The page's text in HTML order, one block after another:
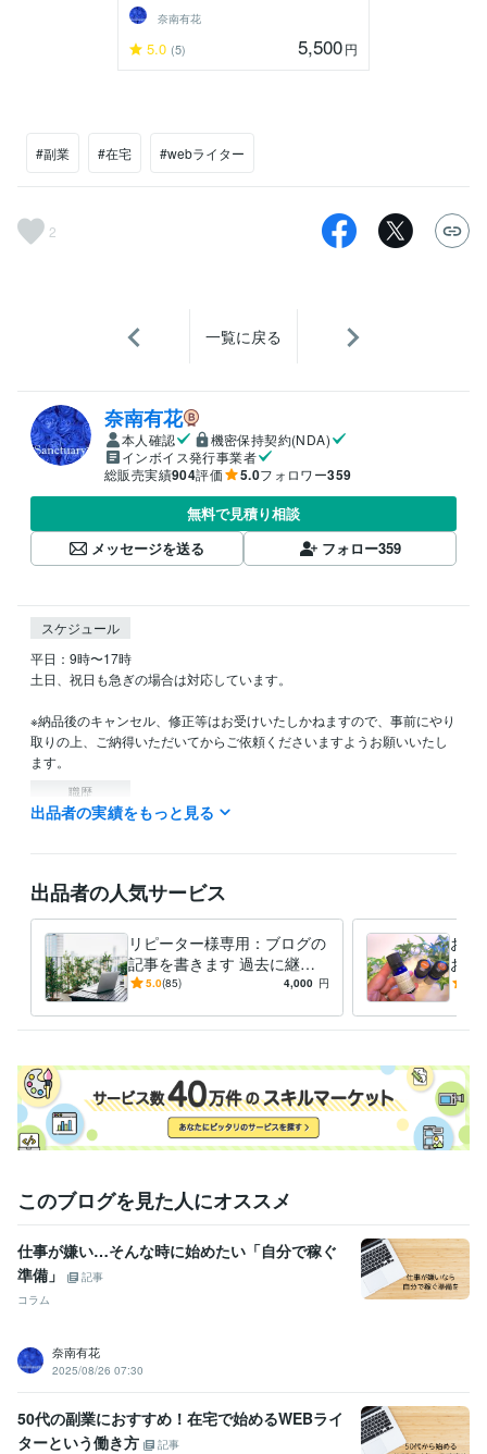
奈南有花
5.0 (5) 5,500円
#副業 #在宅 #webライター
2
一覧に戻る
奈南有花
本人確認
機密保持契約(NDA)
インボイス発行事業者
総販売実績904評価 5.0フォロワー359
無料で見積り相談
メッセージを送る
フォロー359
スケジュール
平日：9時〜17時
土日、祝日も急ぎの場合は対応しています。
※納品後のキャンセル、修正等はお受けいたしかねますので、事前にやり
取りの上、ご納得いただいてからご依頼くださいますようお願いいたし
ます。
職歴
国家公務員 1994年3月 ~ 2012年9月
WEBライター 2016年12月 ~ 現在
資格・検定
アロマテラピー インストラクター 取得年 : 2009年
アロマテラピーアドバイザー 取得年 : 2008年
得意分野
ライティング・翻訳
住まい・美容・生活相談 アロマテラピー
法政大学 1990年3月 ~ 1994年2月
出品者の実績をもっと見る
出品者の人気サービス
リピーター様専用：ブログの
記事を書きます 過去に継続
して当サービスをご利用頂い
5.0(85) 4,000 円
お客
お店
「こ
このブログを見た人にオススメ
仕事が嫌い…そんな時に始めたい「自分で稼ぐ
準備」
記事
コラム
奈南有花
2025/08/26 07:30
50代の副業におすすめ！在宅で始めるWEBライ
ターという働き方
記事